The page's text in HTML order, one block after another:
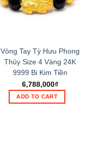
Vòng Tay Tỳ Hưu Phong
Thủy Size 4 Vàng 24K
9999 Bi Kim Tiền
6,788,000₫
ADD TO CART